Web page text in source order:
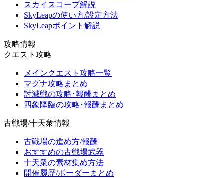
スカイスコープ解説
SkyLeapの使い方/設定方法
SkyLeapポイント解説
攻略情報
クエスト攻略
メインクエスト攻略一覧
マグナ攻略まとめ
討滅戦の攻略･報酬まとめ
四象降臨の攻略･報酬まとめ
古戦場/十天衆情報
古戦場の進め方/報酬
おすすめの古戦場武器
十天衆の素材集め方法
開催履歴/ボーダーまとめ